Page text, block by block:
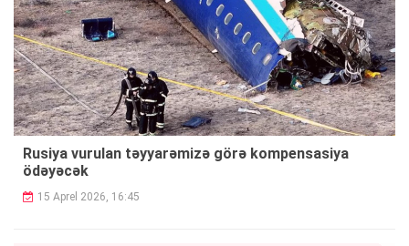
Rusiya vurulan təyyarəmizə görə kompensasiya
ödəyəcək
15 Aprel 2026, 16:45